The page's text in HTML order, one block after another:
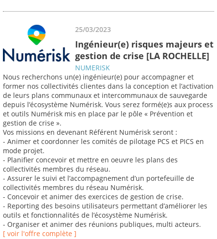
25/03/2023
Ingénieur(e) risques majeurs et
gestion de crise [LA ROCHELLE]
NUMERISK
Nous recherchons un(e) ingénieur(e) pour accompagner et
former nos collectivités clientes dans la conception et l’activation
de leurs plans communaux et intercommunaux de sauvegarde
depuis l’écosystème Numérisk. Vous serez formé(e)s aux process
et outils Numérisk mis en place par le pôle « Prévention et
gestion de crise ».
Vos missions en devenant Référent Numérisk seront :
- Animer et coordonner les comités de pilotage PCS et PICS en
mode projet.
- Planifier concevoir et mettre en oeuvre les plans des
collectivités membres du réseau.
- Assurer le suivi et l’accompagnement d’un portefeuille de
collectivités membres du réseau Numérisk.
- Concevoir et animer des exercices de gestion de crise.
- Reporting des besoins utilisateurs permettant d’améliorer les
outils et fonctionnalités de l’écosystème Numérisk.
- Organiser et animer des réunions publiques, multi acteurs.
[ voir l'offre complète ]